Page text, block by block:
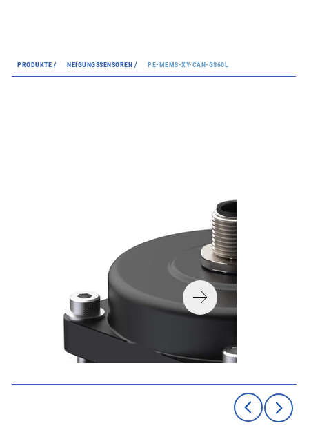
PRODUKTE / NEIGUNGSSENSOREN / PE-MEMS-XY-CAN-GS60L